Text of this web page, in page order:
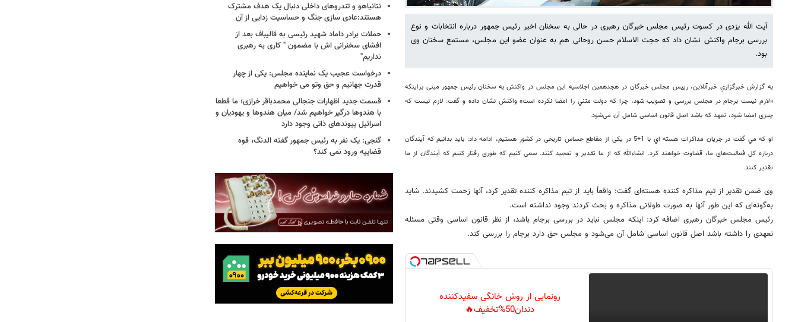
آیت الله یزدی در کسوت رئیس مجلس خبرگان رهبری در حالی به سخنان اخیر رئیس جمهور درباره انتخابات و نوع
بررسی برجام واکنش نشان داد که حجت الاسلام حسن روحانی هم به عنوان عضو این مجلس، مستمع سخنان وی
بود.
به گزارش خبرگزاري خبرآنلاين، رییس مجلس خبرگان در هجدهمین اجلاسیه اين مجلس در واکنش به سخنان رئیس جمهور مبنی براینکه
«لازم نیست برجام در مجلس بررسی و تصویب شود، چرا که دولت متني را امضا نکرده است» واکنش نشان داده و گفت: لازم نیست که
چیزی امضا شود، تعهد که باشد اصل قانون اساسی شامل آن می‌شود.
او که مي گفت در جریان مذاکرات هسته اي با 1+5 در یکی از مقاطع حساس تاریخی در کشور هستیم، ادامه داد: باید بدانیم که آیندگان
درباره کل فعالیت‌های ما، قضاوت خواهند کرد. انشاءالله که از ما تقدیر و تمجید کنند. سعی کنیم که طوری رفتار کنيم که آیندگان از ما
تقدیر کنند.
وی ضمن تقدیر از تیم مذاکره کننده هسته‌ای گفت: واقعاً باید از تیم مذاکره کننده تقدیر کرد، آنها زحمت کشیدند. شاید
به‌گونه‌ای که این طور آنها به صورت طولانی مذاکره و بحث کردند وجود نداشته است.
رئیس مجلس خبرگان رهبری اضافه کرد: اینکه مجلس نباید در بررسی برجام باشد، از نظر قانون اساسی وقتی مسئله
تعهدی را داشته باشد اصل قانون اساسی شامل آن می‌شود و مجلس حق دارد برجام را بررسی کند.
رونمایی از روش خانگی سفیدکننده
دندان50%تخفیف🔥
نتانیاهو و تندروهای داخلی دنبال یک هدف مشترک
هستند:عادی سازی جنگ و حساسیت زدایی از آن
حملات برادر داماد شهید رئیسی به قالیباف بعد از
افشای سخنرانی اش با مضمون " کاری به رهبری
نداریم"
درخواست عجیب یک نماینده مجلس: یکی از چهار
قدرت جهانیم و حق وتو می خواهیم
قسمت جدید اظهارات جنجالی محمدباقر خرازی؛ ما قطعا
با هندوها درگیر خواهیم شد/ میان هندوها و یهودیان و
اسرائیل پیوندهای ذاتی وجود دارد
گنجی: یک نفر به رئیس جمهور گفته الدنگ، قوه
قضاییه ورود نمی کند؟